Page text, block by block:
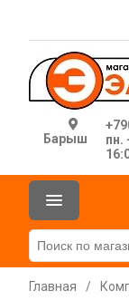
Барыш
пн.
Главная /